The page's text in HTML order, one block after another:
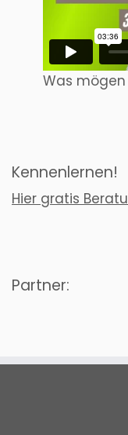
Was
Kennenlernen!
Hier gratis
Partner: